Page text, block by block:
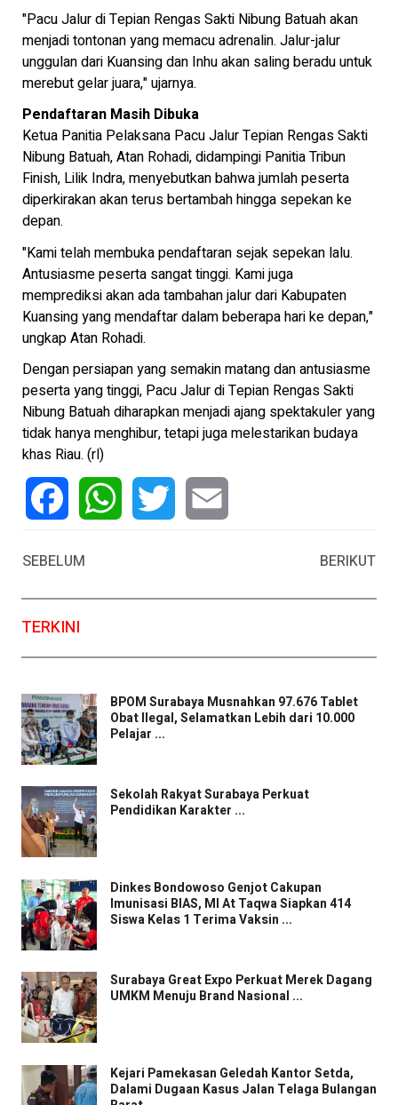
"Pacu Jalur di Tepian Rengas Sakti Nibung Batuah akan
menjadi tontonan yang memacu adrenalin. Jalur-jalur
unggulan dari Kuansing dan Inhu akan saling beradu untuk
merebut gelar juara," ujarnya.
Pendaftaran Masih Dibuka
Ketua Panitia Pelaksana Pacu Jalur Tepian Rengas Sakti
Nibung Batuah, Atan Rohadi, didampingi Panitia Tribun
Finish, Lilik Indra, menyebutkan bahwa jumlah peserta
diperkirakan akan terus bertambah hingga sepekan ke
depan.
"Kami telah membuka pendaftaran sejak sepekan lalu.
Antusiasme peserta sangat tinggi. Kami juga
memprediksi akan ada tambahan jalur dari Kabupaten
Kuansing yang mendaftar dalam beberapa hari ke depan,"
ungkap Atan Rohadi.
Dengan persiapan yang semakin matang dan antusiasme
peserta yang tinggi, Pacu Jalur di Tepian Rengas Sakti
Nibung Batuah diharapkan menjadi ajang spektakuler yang
tidak hanya menghibur, tetapi juga melestarikan budaya
khas Riau. (rl)
SEBELUM
BERIKUT
TERKINI
BPOM Surabaya Musnahkan 97.676 Tablet
Obat Ilegal, Selamatkan Lebih dari 10.000
Pelajar ...
Sekolah Rakyat Surabaya Perkuat
Pendidikan Karakter ...
Dinkes Bondowoso Genjot Cakupan
Imunisasi BIAS, MI At Taqwa Siapkan 414
Siswa Kelas 1 Terima Vaksin ...
Surabaya Great Expo Perkuat Merek Dagang
UMKM Menuju Brand Nasional ...
Kejari Pamekasan Geledah Kantor Setda,
Dalami Dugaan Kasus Jalan Telaga Bulangan